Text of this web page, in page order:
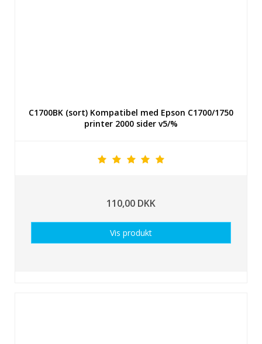
C1700BK (sort) Kompatibel med Epson C1700/1750
printer 2000 sider v5/%
110,00 DKK
Vis produkt